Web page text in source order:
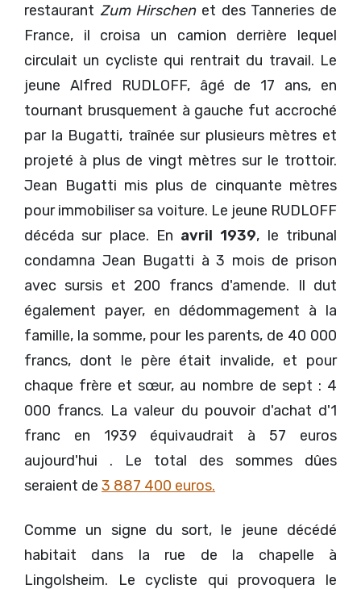
restaurant Zum Hirschenet des Tanneries de
France, il croisa un camion derrière lequel
circulait un cycliste qui rentrait du travail. Le
jeune Alfred RUDLOFF, âgé de 17 ans, en
tournant brusquement à gauche fut accroché
par la Bugatti, traînée sur plusieurs mètres et
projeté à plus de vingt mètres sur le trottoir.
Jean Bugatti mis plus de cinquante mètres
pour immobiliser sa voiture. Le jeune RUDLOFF
décéda sur place. En avril 1939, le tribunal
condamna Jean Bugatti à 3 mois de prison
avec sursis et 200 francs d'amende. Il dut
également payer, en dédommagement à la
famille, la somme, pour les parents, de 40 000
francs, dont le père était invalide, et pour
chaque frère et sœur, au nombre de sept : 4
000 francs. La valeur du pouvoir d'achat d'1
franc en 1939 équivaudrait à 57 euros
aujourd'hui . Le total des sommes dûes
seraient de 3 887 400 euros.
Comme un signe du sort, le jeune décédé
habitait dans la rue de la chapelle à
Lingolsheim. Le cycliste qui provoquera le